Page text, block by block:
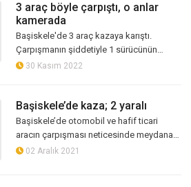
3 araç böyle çarpıştı, o anlar
kamerada
Başiskele'de 3 araç kazaya karıştı.
Çarpışmanın şiddetiyle 1 sürücünün
yaralandığı kaza saniye saniye güvenlik
30 Kasım 2022
Başiskele’de kaza; 2 yaralı
Başiskele’de otomobil ve hafif ticari
aracın çarpışması neticesinde meydana
gelen kazada 2 kişi yaralandı
02 Aralık 2021